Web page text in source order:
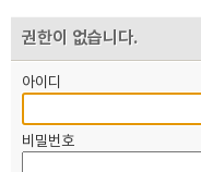
권한이 없습니다.
아이디
비밀번호
노동상담
자료
부설기관